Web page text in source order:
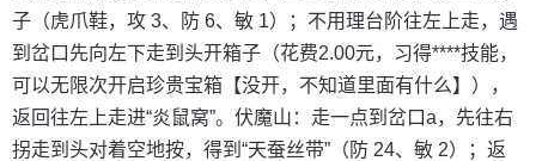
子（虎爪鞋，攻 3、防 6、敏 1）；不用理台阶往左上走，遇
到岔口先向左下走到头开箱子（花费2.00元，习得****技能，
可以无限次开启珍贵宝箱【没开，不知道里面有什么】），
返回往左上走进“炎鼠窝”。伏魔山：走一点到岔口a，先往右
拐走到头对着空地按，得到“天蚕丝带”（防 24、敏 2）；返